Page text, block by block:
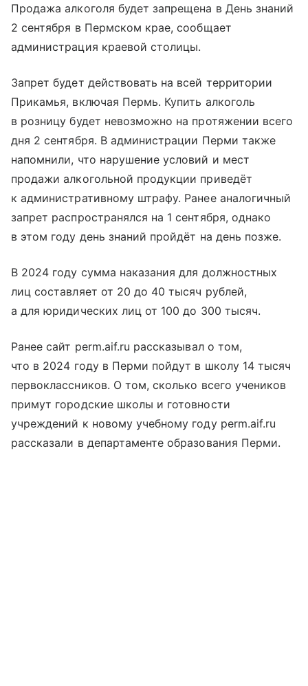
Продажа алкоголя будет запрещена в День знаний
2 сентября в Пермском крае, сообщает
администрация краевой столицы.
Запрет будет действовать на всей территории
Прикамья, включая Пермь. Купить алкоголь
в розницу будет невозможно на протяжении всего
дня 2 сентября. В администрации Перми также
напомнили, что нарушение условий и мест
продажи алкогольной продукции приведёт
к административному штрафу. Ранее аналогичный
запрет распространялся на 1 сентября, однако
в этом году день знаний пройдёт на день позже.
В 2024 году сумма наказания для должностных
лиц составляет от 20 до 40 тысяч рублей,
а для юридических лиц от 100 до 300 тысяч.
Ранее сайт perm.aif.ru рассказывал о том,
что в 2024 году в Перми пойдут в школу 14 тысяч
первоклассников. О том, сколько всего учеников
примут городские школы и готовности
учреждений к новому учебному году perm.aif.ru
рассказали в департаменте образования Перми.